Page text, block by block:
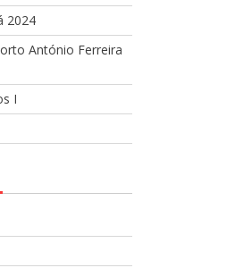
2024
António Ferreira
I